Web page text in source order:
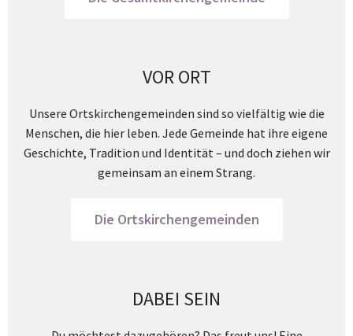
VOR ORT
Unsere Ortskirchengemeinden sind so vielfältig wie die
Menschen, die hier leben. Jede Gemeinde hat ihre eigene
Geschichte, Tradition und Identität – und doch ziehen wir
gemeinsam an einem Strang.
Die Ortskirchengemeinden
DABEI SEIN